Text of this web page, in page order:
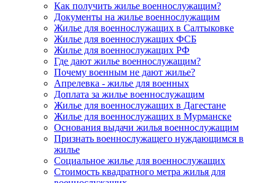
Как получить жилье военнослужащим?
Документы на жилье военнослужащим
Жилье для военнослужащих в Салтыковке
Жилье для военнослужащих ФСБ
Жилье для военнослужащих РФ
Где дают жилье военнослужащим?
Почему военным не дают жилье?
Апрелевка - жилье для военных
Доплата за жилье военнослужащим
Жилье для военнослужащих в Дагестане
Жилье для военнослужащих в Мурманске
Основания выдачи жилья военнослужащим
Признать военнослужащего нуждающимся в
жилье
Социальное жилье для военнослужащих
Стоимость квадратного метра жилья для